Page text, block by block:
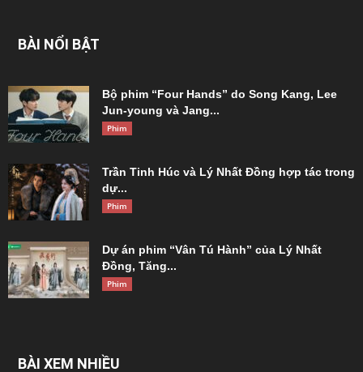
BÀI NỔI BẬT
Bộ phim “Four Hands” do Song Kang, Lee
Jun-young và Jang...
Phim
Trần Tinh Húc và Lý Nhất Đồng hợp tác trong
dự...
Phim
Dự án phim “Vân Tú Hành” của Lý Nhất
Đồng, Tăng...
Phim
BÀI XEM NHIỀU